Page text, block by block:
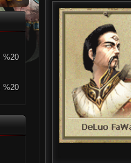
%20
%20